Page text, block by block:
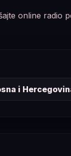
online radio
i